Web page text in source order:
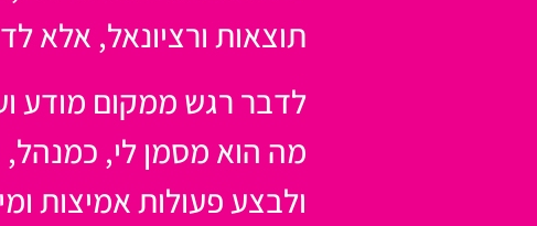
תוצאות ורציונאל, אלא
לדבר רגש ממקום מודע
מה הוא מסמן לי, כמנהל,
ולבצע פעולות אמיצות